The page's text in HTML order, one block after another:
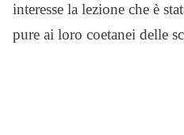
interesse la lezione che è
pure ai loro coetanei delle